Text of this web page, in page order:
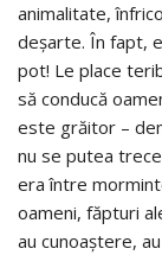
animalitate,
deşarte. În fapt,
pot! Le place
să conducă
este grăitor –
nu se putea
era între
oameni, făpturi
au cunoaştere,